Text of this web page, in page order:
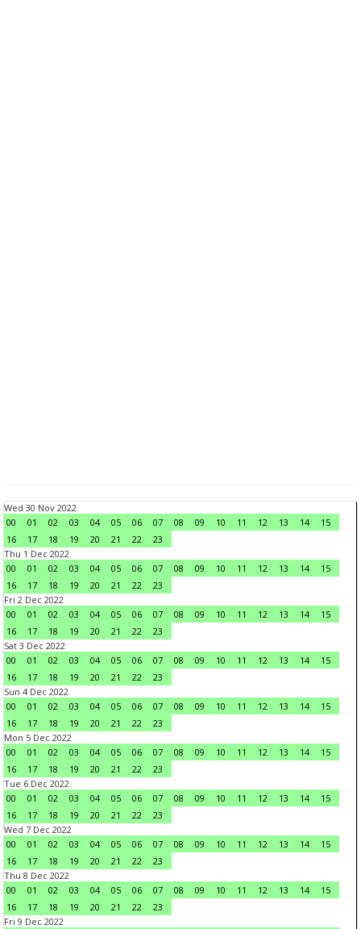
Wed 30 Nov 2022
00
01 02 03 04 05 06 07 08 09 10 11 12 13 14
15
16
17 18 19 20 21 22
23
Thu 1 Dec 2022
00
01 02 03 04 05 06 07 08 09 10 11 12 13 14
15
16
17 18 19 20 21 22
23
Fri 2 Dec 2022
00
01 02 03 04 05 06 07 08 09 10 11 12 13 14
15
16
17 18 19 20 21 22
23
Sat 3 Dec 2022
00
01 02 03 04 05 06 07 08 09 10 11 12 13 14
15
16
17 18 19 20 21 22
23
Sun 4 Dec 2022
00
01 02 03 04 05 06 07 08 09 10 11 12 13 14
15
16
17 18 19 20 21 22
23
Mon 5 Dec 2022
00
01 02 03 04 05 06 07 08 09 10 11 12 13 14
15
16
17 18 19 20 21 22
23
Tue 6 Dec 2022
00
01 02 03 04 05 06 07 08 09 10 11 12 13 14
15
16
17 18 19 20 21 22
23
Wed 7 Dec 2022
00
01 02 03 04 05 06 07 08 09 10 11 12 13 14
15
16
17 18 19 20 21 22
23
Thu 8 Dec 2022
00
01 02 03 04 05 06 07 08 09 10 11 12 13 14
15
16
17 18 19 20 21 22
23
Fri 9 Dec 2022